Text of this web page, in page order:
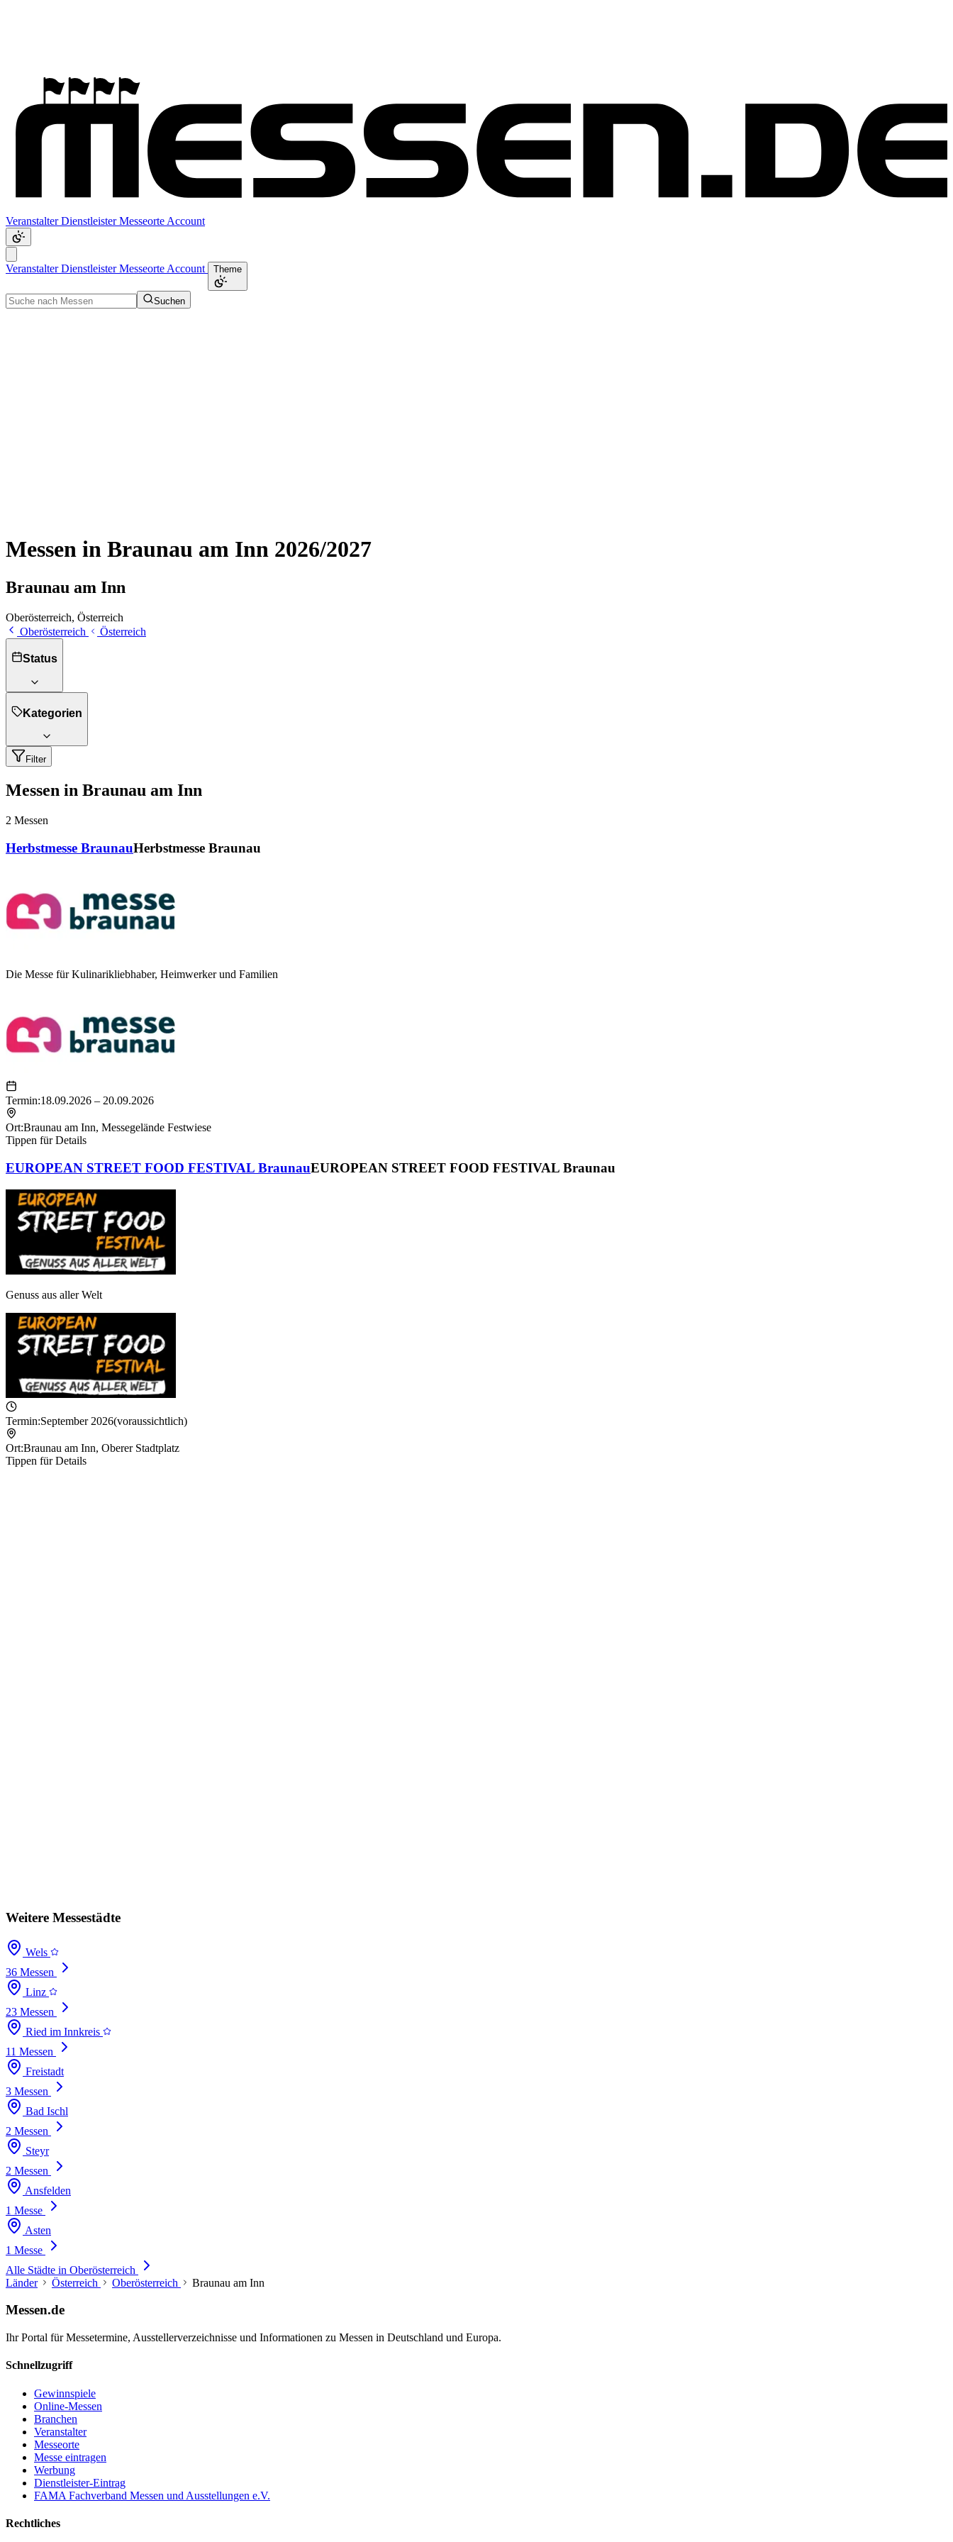
VeranstalterDienstleisterMesseorte Account
VeranstalterDienstleisterMesseorte Account Theme
Suchen
Messen in Braunau am Inn 2026/2027
Braunau am Inn
Oberösterreich, Österreich
Oberösterreich
Österreich
Status
Kategorien
Filter
Messen in Braunau am Inn
2 Messen
Herbstmesse BraunauHerbstmesse Braunau
Die Messe für Kulinarikliebhaber, Heimwerker und Familien
Termin:18.09.2026 – 20.09.2026
Ort:Braunau am Inn, Messegelände Festwiese
Tippen für Details
EUROPEAN STREET FOOD FESTIVAL BraunauEUROPEAN STREET FOOD FESTIVAL Braunau
Genuss aus aller Welt
Termin:September 2026(voraussichtlich)
Ort:Braunau am Inn, Oberer Stadtplatz
Tippen für Details
Weitere Messestädte
Wels
36 Messen
Linz
23 Messen
Ried im Innkreis
11 Messen
Freistadt
3 Messen
Bad Ischl
2 Messen
Steyr
2 Messen
Ansfelden
1 Messe
Asten
1 Messe
Alle Städte in Oberösterreich
Länder
Österreich Oberösterreich Braunau am Inn
Messen.de
Ihr Portal für Messetermine, Ausstellerverzeichnisse und Informationen zu Messen in Deutschland und Europa.
Schnellzugriff
Gewinnspiele
Online-Messen
Branchen
Veranstalter
Messeorte
Messe eintragen
Werbung
Dienstleister-Eintrag
FAMA Fachverband Messen und Ausstellungen e.V.
Rechtliches